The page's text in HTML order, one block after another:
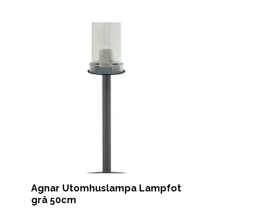
Agnar Utomhuslampa Lampfot
grå 50cm